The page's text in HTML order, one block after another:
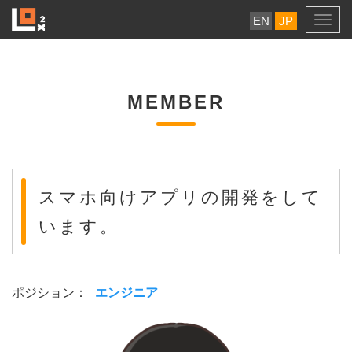
EN JP
MEMBER
スマホ向けアプリの開発をして
います。
ポジション： エンジニア